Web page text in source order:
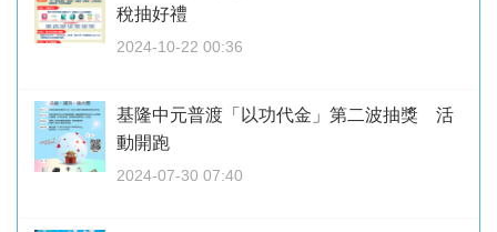
稅抽好禮
2024-10-22 00:36
基隆中元普渡「以功代金」第二波抽獎 活
動開跑
2024-07-30 07:40